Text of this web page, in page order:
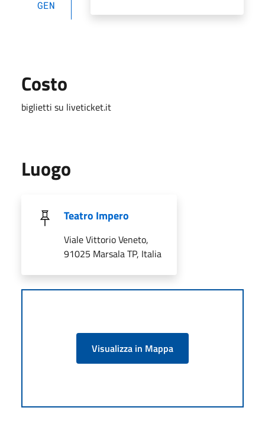
GEN
Costo
biglietti su liveticket.it
Luogo
Teatro Impero
Viale Vittorio Veneto,
91025 Marsala TP, Italia
Visualizza in Mappa